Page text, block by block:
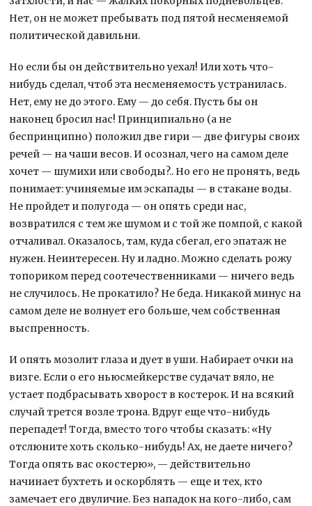
Нет, он не может пребывать под пятой несменяемой
политической давильни.
Но если бы он действительно уехал! Или хоть что-
нибудь сделал, чтоб эта несменяемость устранилась.
Нет, ему не до этого. Ему — до себя. Пусть бы он
наконец бросил нас! Принципиально (а не
беспринципно) положил две гири — две фигуры своих
речей — на чаши весов. И осознал, чего на самом деле
хочет — шумихи или свободы?.. Но его не пронять, ведь
понимает: учиняемые им эскапады — в стакане воды.
Не пройдет и полугода — он опять среди нас,
возвратился с тем же шумом и с той же помпой, с какой
отчаливал. Оказалось, там, куда сбегал, его эпатаж не
нужен. Неинтересен. Ну и ладно. Можно сделать рожу
топориком перед соотечественниками — ничего ведь
не случилось. Не прокатило? Не беда. Никакой минус на
самом деле не волнует его больше, чем собственная
выспренность.
И опять мозолит глаза и дует в уши. Набирает очки на
визге. Если о его ньюсмейкерстве судачат вяло, не
устает подбрасывать хворост в костерок. И на всякий
случай трется возле трона. Вдруг еще что-нибудь
перепадет! Тогда, вместо того чтобы сказать: «Ну
отслюните хоть сколько-нибудь! Ах, не даете ничего?
Тогда опять вас окостерю», — действительно
начинает бухтеть и оскорблять — еще и тех, кто
замечает его двуличие. Без нападок на кого-либо, сам